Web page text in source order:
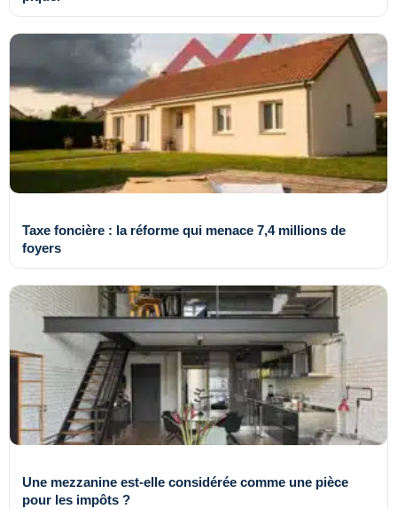
Taxe foncière : la réforme qui menace 7,4 millions de
foyers
Une mezzanine est-elle considérée comme une pièce
pour les impôts ?